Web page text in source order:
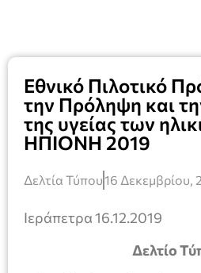
Εθνικό Πιλοτικό
την Πρόληψη και
της υγείας των
ΗΠΙΟΝΗ 2019
Δελτία Τύπου16 Δεκεμβρίου,
Ιεράπετρα 16.12.2019
Δελτίο